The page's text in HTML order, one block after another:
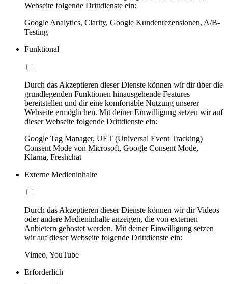
Webseite folgende Drittdienste ein:
Google Analytics, Clarity, Google Kundenrezensionen, A/B-
Testing
Funktional
Durch das Akzeptieren dieser Dienste können wir dir über die
grundlegenden Funktionen hinausgehende Features
bereitstellen und dir eine komfortable Nutzung unserer
Webseite ermöglichen. Mit deiner Einwilligung setzen wir auf
dieser Webseite folgende Drittdienste ein:
Google Tag Manager, UET (Universal Event Tracking)
Consent Mode von Microsoft, Google Consent Mode,
Klarna, Freshchat
Externe Medieninhalte
Durch das Akzeptieren dieser Dienste können wir dir Videos
oder andere Medieninhalte anzeigen, die von externen
Anbietern gehostet werden. Mit deiner Einwilligung setzen
wir auf dieser Webseite folgende Drittdienste ein:
Vimeo, YouTube
Erforderlich